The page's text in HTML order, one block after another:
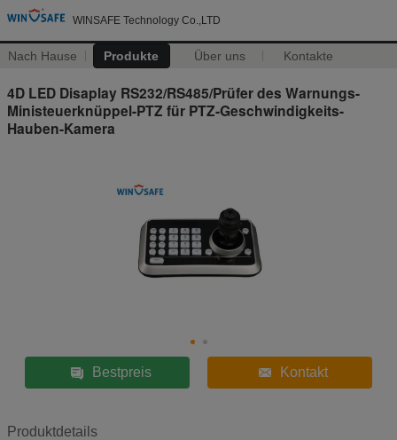
WINSAFE Technology Co.,LTD
Nach Hause Produkte Über uns Kontakte
4D LED Disaplay RS232/RS485/Prüfer des Warnungs-
Ministeuerknüppel-PTZ für PTZ-Geschwindigkeits-
Hauben-Kamera
Bestpreis Kontakt
Produktdetails